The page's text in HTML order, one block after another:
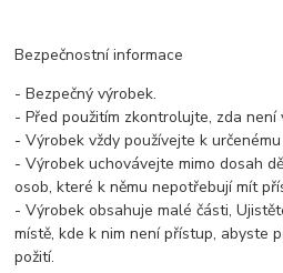
Bezpečnostní informace
- Bezpečný výrobek.
- Před použitím zkontrolujte, zda není
- Výrobek vždy používejte k
- Výrobek uchovávejte mimo dosah
osob, které k němu nepotřebují mít
- Výrobek obsahuje malé části,
místě, kde k nim není přístup, abyste
požití.